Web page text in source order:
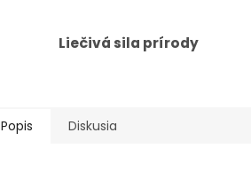
Liečivá sila prírody
Popis Diskusia